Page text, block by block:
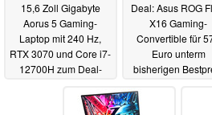
15,6 Zoll Gigabyte
Aorus 5 Gaming-
Laptop mit 240 Hz,
RTX 3070 und Core i7-
12700H zum Deal-
Deal: Asus ROG
X16 Gaming-
Convertible für
Euro unterm
bisherigen